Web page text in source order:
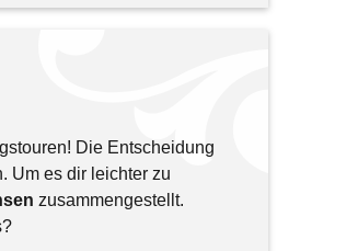
Die Entscheidung
Um es dir leichter zu
zusammengestellt.